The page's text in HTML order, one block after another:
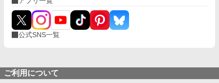
公式SNS一覧
ご利用について